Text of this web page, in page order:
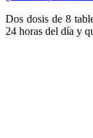
Dos dosis de 8
24 horas del día y